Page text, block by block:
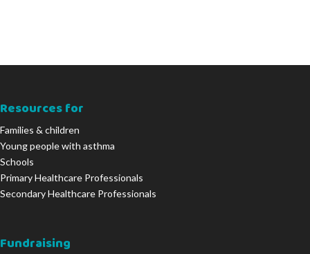
Resources for
Families & children
Young people with asthma
Schools
Primary Healthcare Professionals
Secondary Healthcare Professionals
Fundraising